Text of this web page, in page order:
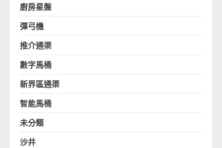
廚房星盤
彈弓機
推介通渠
數字馬桶
新界區通渠
智能馬桶
未分類
沙井